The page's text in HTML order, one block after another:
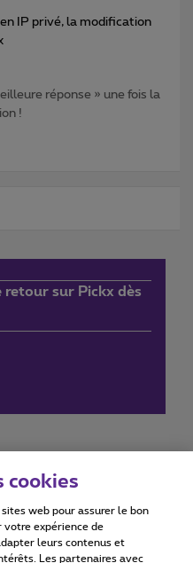
IP privé, la modification
réponse » une fois la
!
sur Pickx dès
Accessibility statement
cookies
web pour assurer le bon
expérience de
leurs contenus et
Les partenaires avec